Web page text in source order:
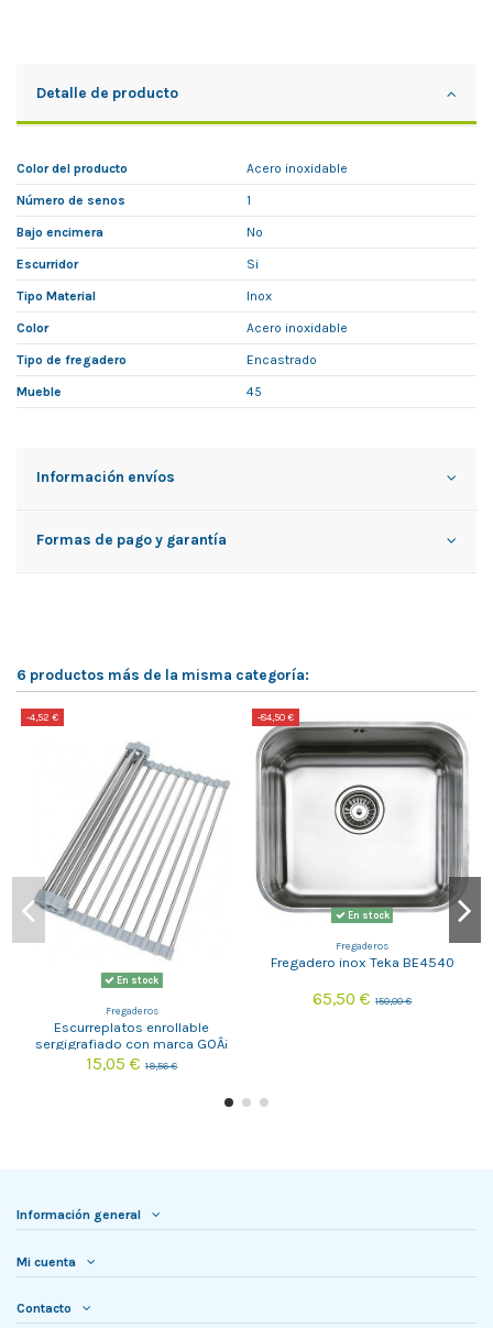
Detalle de producto
Color del producto Acero inoxidable
Número de senos 1
Bajo encimera No
Escurridor Si
Tipo Material Inox
Color Acero inoxidable
Tipo de fregadero Encastrado
Mueble 45
Información envíos
Formas de pago y garantía
6 productos más de la misma categoría:
-4,52 €
En stock
Fregaderos
Escurreplatos enrollable
sergigrafiado con marca GOÂ¡
15,05 €19,56 €
-84,50 €
En stock
Fregaderos
Fregadero inox Teka BE4540
65,50 €150,00 €
Información general
Mi cuenta
Contacto